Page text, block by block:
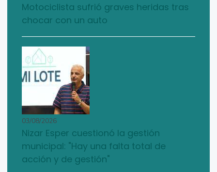
Motociclista sufrió graves heridas tras
chocar con un auto
03/08/2026
Nizar Esper cuestionó la gestión
municipal: "Hay una falta total de
acción y de gestión"